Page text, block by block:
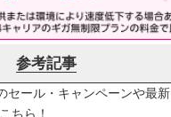
参考記事
セール・キャンペーンや最新
ちら！